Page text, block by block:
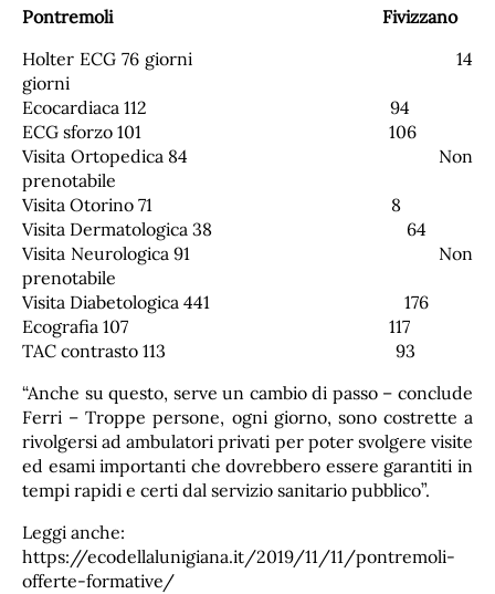
Pontremoli
Fivizzano
Holter ECG 76 giorni 14
giorni
Ecocardiaca 112 94
ECG sforzo 101 106
Visita Ortopedica 84 Non
prenotabile
Visita Otorino 71 8
Visita Dermatologica 38 64
Visita Neurologica 91 Non
prenotabile
Visita Diabetologica 441 176
Ecografia 107 117
TAC contrasto 113 93
“Anche su questo, serve un cambio di passo – conclude
Ferri – Troppe persone, ogni giorno, sono costrette a
rivolgersi ad ambulatori privati per poter svolgere visite
ed esami importanti che dovrebbero essere garantiti in
tempi rapidi e certi dal servizio sanitario pubblico”.
Leggi anche:
https://ecodellalunigiana.it/2019/11/11/pontremoli-
offerte-formative/